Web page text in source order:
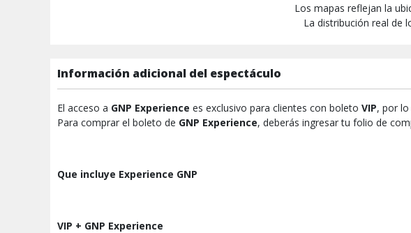
Los mapas reflejan la
La distribución real de
Información adicional del espectáculo
El acceso a GNP Experience es exclusivo para clientes con boleto VIP, por
Para comprar el boleto de GNP Experience, deberás ingresar tu folio de
Que incluye Experience GNP
VIP + GNP Experience